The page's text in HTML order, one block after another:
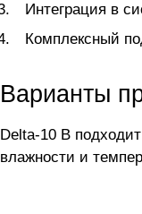
Интеграция в
Комплексный
Варианты
Delta-10 B
влажности и